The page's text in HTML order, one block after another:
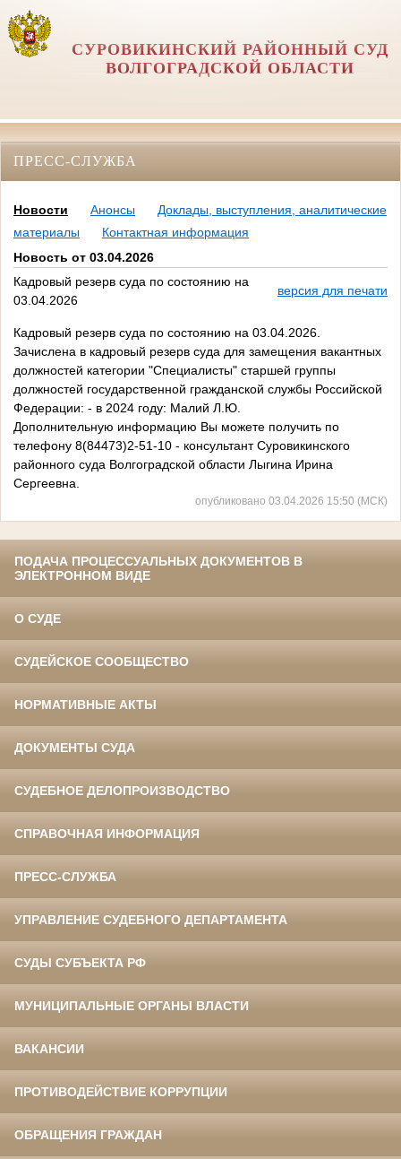
СУРОВИКИНСКИЙ РАЙОННЫЙ СУД
ВОЛГОГРАДСКОЙ ОБЛАСТИ
ПРЕСС-СЛУЖБА
Новости Анонсы
Доклады, выступления, аналитические
материалы
Контактная информация
Новость от 03.04.2026
Кадровый резерв суда по состоянию на
03.04.2026
версия для печати
Кадровый резерв суда по состоянию на 03.04.2026.
Зачислена в кадровый резерв суда для замещения вакантных
должностей категории "Специалисты" старшей группы
должностей государственной гражданской службы Российской
Федерации: - в 2024 году: Малий Л.Ю.
Дополнительную информацию Вы можете получить по
телефону 8(84473)2-51-10 - консультант Суровикинского
районного суда Волгоградской области Лыгина Ирина
Сергеевна.
опубликовано 03.04.2026 15:50 (МСК)
ПОДАЧА ПРОЦЕССУАЛЬНЫХ ДОКУМЕНТОВ В
ЭЛЕКТРОННОМ ВИДЕ
О СУДЕ
СУДЕЙСКОЕ СООБЩЕСТВО
НОРМАТИВНЫЕ АКТЫ
ДОКУМЕНТЫ СУДА
СУДЕБНОЕ ДЕЛОПРОИЗВОДСТВО
СПРАВОЧНАЯ ИНФОРМАЦИЯ
ПРЕСС-СЛУЖБА
УПРАВЛЕНИЕ СУДЕБНОГО ДЕПАРТАМЕНТА
СУДЫ СУБЪЕКТА РФ
МУНИЦИПАЛЬНЫЕ ОРГАНЫ ВЛАСТИ
ВАКАНСИИ
ПРОТИВОДЕЙСТВИЕ КОРРУПЦИИ
ОБРАЩЕНИЯ ГРАЖДАН